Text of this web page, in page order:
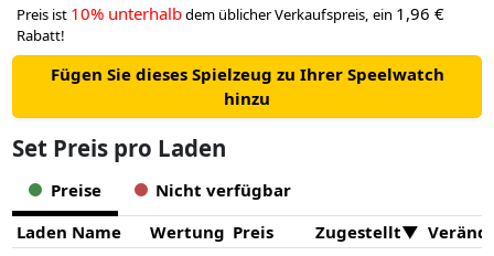
Preis ist 10% unterhalbdem üblicher Verkaufspreis, ein 1,96 €
Rabatt!
Fügen Sie dieses Spielzeug zu Ihrer Speelwatch
hinzu
Set Preis pro Laden
Preise
Nicht verfügbar
Laden Name
Wertung Preis Zugestellt